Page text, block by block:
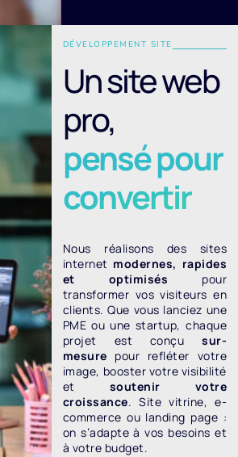
DÉVELOPPEMENT SITE
Un site web
pro,
pensé pour
convertir
Nous réalisons des sites
internet modernes, rapides
et optimisés pour
transformer vos visiteurs en
clients. Que vous lanciez une
PME ou une startup, chaque
projet est conçu sur-
mesure pour refléter votre
image, booster votre visibilité
et soutenir votre
croissance. Site vitrine, e-
commerce ou landing page :
on s’adapte à vos besoins et
à votre budget.